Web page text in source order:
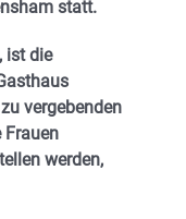
statt.
ist die
vergebenden
Frauen
werden,